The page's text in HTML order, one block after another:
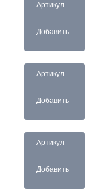
Артикул
Добавить
Артикул
Добавить
Артикул
Добавить